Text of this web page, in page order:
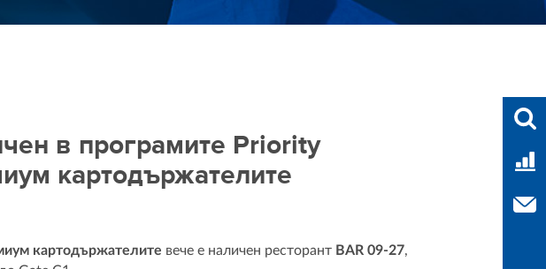
в програмите Priority
картодържателите
картодържателите вече е наличен ресторант BAR 09-27,